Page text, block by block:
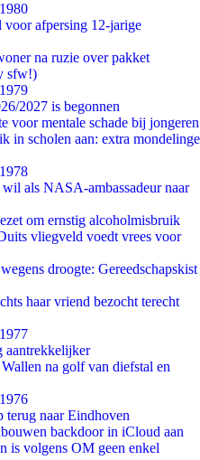
afpersing 12-jarige
na ruzie over pakket
sfw!)
2027 is begonnen
voor mentale schade bij jongeren
in scholen aan: extra mondelinge
als NASA-ambassadeur naar
om ernstig alcoholmisbruik
vliegveld voedt vrees voor
droogte: Gereedschapskist
haar vriend bezocht terecht
aantrekkelijker
na golf van diefstal en
naar Eindhoven
backdoor in iCloud aan
is volgens OM geen enkel